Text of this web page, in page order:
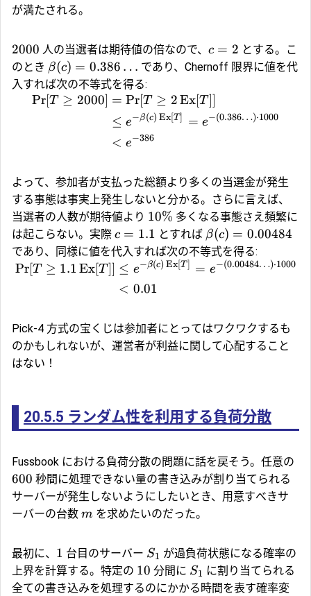
が満たされる。
2000 人の当選者は期待値の倍なので、 c = 2 とする。こ
のとき β(c) = 0.386 … であり、Chernoff 限界に値を代
入すれば次の不等式を得る:
Pr[T ≥ 2000] = Pr[T ≥ 2Ex[T ]]
≤ e−β(c) Ex[ T ] = e−(0.386…)⋅1000
< e−386
よって、参加者が支払った総額より多くの当選金が発生
する事態は事実上発生しないと分かる。さらに言えば、
当選者の人数が期待値より 10% 多くなる事態さえ頻繁に
は起こらない。実際 c = 1.1 とすれば β(c) = 0.00484
であり、同様に値を代入すれば次の不等式を得る:
Pr[T ≥ 1.1Ex[T]] ≤ e−β(c) Ex[T] = e−(0.00484…)⋅1000
< 0.01
Pick-4 方式の宝くじは参加者にとってはワクワクするも
のかもしれないが、運営者が利益に関して心配すること
はない！
20.5.5 ランダム性を利用する負荷分散
Fussbook における負荷分散の問題に話を戻そう。任意の
600 秒間に処理できない量の書き込みが割り当てられる
サーバーが発生しないようにしたいとき、用意すべきサ
ーバーの台数 m を求めたいのだった。
最初に、 1 台目のサーバー S1 が過負荷状態になる確率の
上界を計算する。特定の 10 分間に S1 に割り当てられる
全ての書き込みを処理するのにかかる時間を表す確率変